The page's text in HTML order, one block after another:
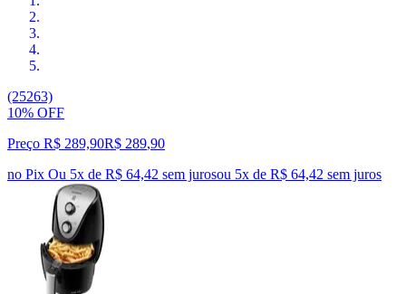
(25263)
10% OFF
Preço R$ 289,90R$ 289,90
no Pix Ou 5x de R$ 64,42 sem jurosou 5x de R$ 64,42 sem juros